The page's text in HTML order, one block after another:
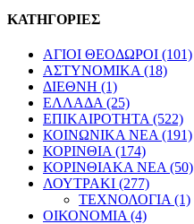
ΚΑΤΗΓΟΡΙΕΣ
ΑΓΙΟΙ ΘΕΟΔΩΡΟΙ (101)
ΑΣΤΥΝΟΜΙΚΑ (18)
ΔΙΕΘΝΗ (1)
ΕΛΛΑΔΑ (25)
ΕΠΙΚΑΙΡΟΤΗΤΑ (522)
ΚΟΙΝΩΝΙΚΑ ΝΕΑ (191)
ΚΟΡΙΝΘΙΑ (174)
ΚΟΡΙΝΘΙΑΚΑ ΝΕΑ (50)
ΛΟΥΤΡΑΚΙ (277)
ΤΕΧΝΟΛΟΓΙΑ (1)
ΟΙΚΟΝΟΜΙΑ (4)